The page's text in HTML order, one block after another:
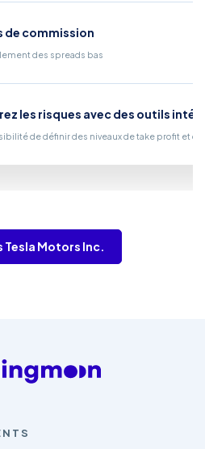
de commission
des spreads bas
les risques avec des outils
de définir des niveaux de take profit et
Tesla Motors Inc.